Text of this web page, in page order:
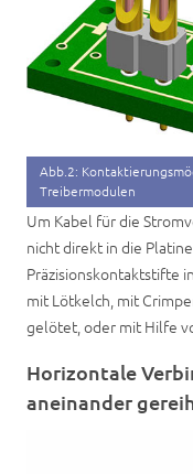
Abb.2:
Treibermodulen
Um Kabel für die
nicht direkt in die
Präzisionskontaktstifte
mit Lötkelch, mit
gelötet, oder mit Hilfe
Horizontale
aneinander